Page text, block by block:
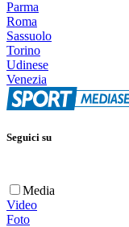
Parma
Roma
Sassuolo
Torino
Udinese
Venezia
Seguici su
Media
Video
Foto